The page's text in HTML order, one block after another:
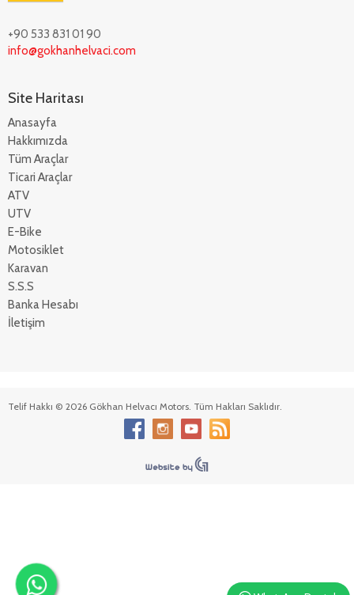
+90 533 831 01 90
info@gokhanhelvaci.com
Site Haritası
Anasayfa
Hakkımızda
Tüm Araçlar
Ticari Araçlar
ATV
UTV
E-Bike
Motosiklet
Karavan
S.S.S
Banka Hesabı
İletişim
Telif Hakkı © 2026 Gökhan Helvacı Motors. Tüm Hakları Saklıdır.